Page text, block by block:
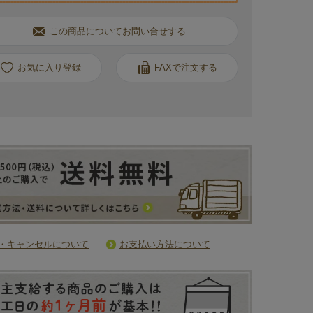
この商品についてお問い合せする
お気に入り FAXで注文する
キャンセルについて お支払い方法について